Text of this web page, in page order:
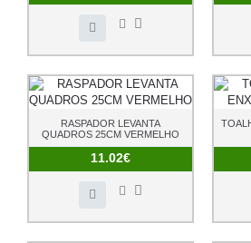
RASPADOR LEVANTA
QUADROS 25CM VERMELHO
11.02€